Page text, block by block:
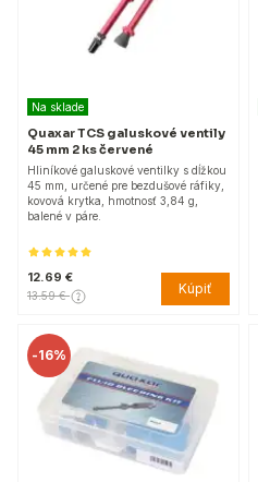
Na sklade
Quaxar TCS galuskové ventily
45 mm 2 ks červené
Hliníkové galuskové ventilky s dĺžkou
45 mm, určené pre bezdušové ráfiky,
kovová krytka, hmotnosť 3,84 g,
balené v páre.
12.69 €
13.59 € Kúpiť
-16%